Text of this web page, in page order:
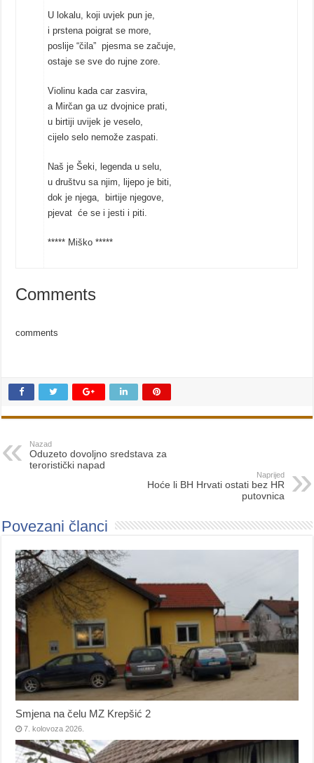
U lokalu, koji uvjek pun je,
i prstena poigrat se more,
poslije “čila” pjesma se začuje,
ostaje se sve do rujne zore.
Violinu kada car zasvira,
a Mirčan ga uz dvojnice prati,
u birtiji uvijek je veselo,
cijelo selo nemože zaspati.
Naš je Šeki, legenda u selu,
u društvu sa njim, lijepo je biti,
dok je njega, birtije njegove,
pjevat će se i jesti i piti.
***** Miško *****
Comments
comments
Nazad
Oduzeto dovoljno sredstava za
teroristički napad
Naprijed
Hoće li BH Hrvati ostati bez HR
putovnica
Povezani članci
Smjena na čelu MZ Krepšić 2
7. kolovoza 2026.